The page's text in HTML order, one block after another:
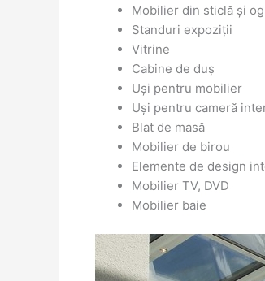
Mobilier din sticlă și
Standuri expoziții
Vitrine
Cabine de duș
Uși pentru mobilier
Uși pentru cameră
Blat de masă
Mobilier de birou
Elemente de design
Mobilier TV, DVD
Mobilier baie